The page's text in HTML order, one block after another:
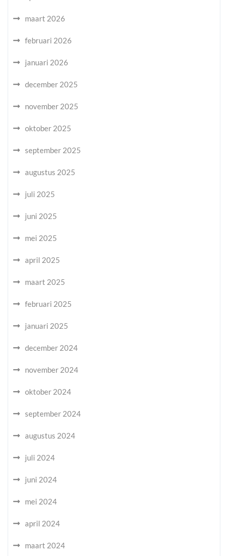
maart 2026
februari 2026
januari 2026
december 2025
november 2025
oktober 2025
september 2025
augustus 2025
juli 2025
juni 2025
mei 2025
april 2025
maart 2025
februari 2025
januari 2025
december 2024
november 2024
oktober 2024
september 2024
augustus 2024
juli 2024
juni 2024
mei 2024
april 2024
maart 2024